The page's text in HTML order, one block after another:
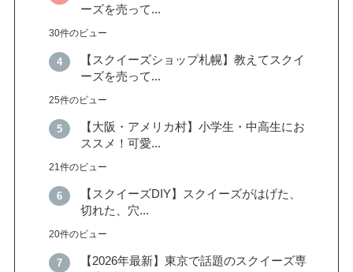
ーズを売って...
30件のビュー
【スクイーズショップ札幌】教えてスクイ
ーズを売って...
25件のビュー
【大阪・アメリカ村】小学生・中高生にお
ススメ！可愛...
21件のビュー
【スクイーズDIY】スクイーズがはげた、
切れた、穴...
20件のビュー
【2026年最新】東京で話題のスクイーズ専